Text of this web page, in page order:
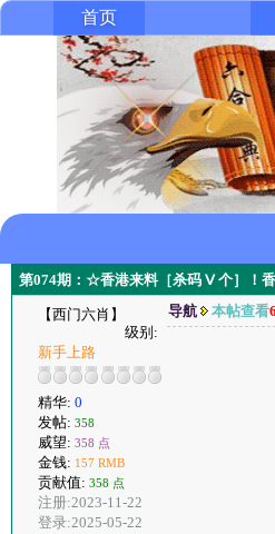
首页
第074期：☆香港来料［杀码 Ⅴ 个］！
【西门六肖】
级别:
新手上路
精华: 0
发帖: 358
威望: 358 点
金钱: 157 RMB
贡献值: 358 点
注册:2023-11-22
登录:2025-05-22
导航 本帖查看